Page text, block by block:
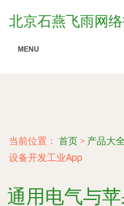
北京石燕飞雨网
MENU
当前位置： 首页 > 产品大全
设备开发工业App
通用电气与